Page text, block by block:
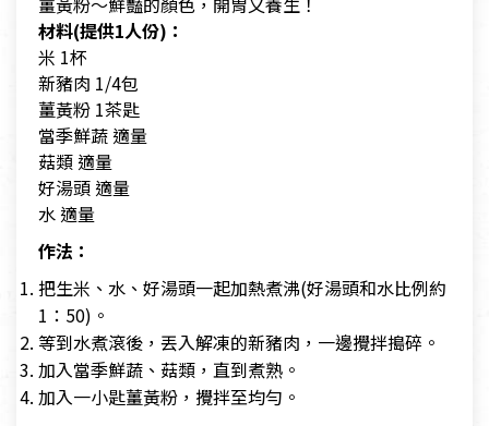
材料(提供1人份)：
米 1杯
新豬肉 1/4包
薑黃粉 1茶匙
當季鮮蔬 適量
菇類 適量
好湯頭 適量
水 適量
作法：
把生米、水、好湯頭一起加熱煮沸(好湯頭和水比例約
1：50)。
等到水煮滾後，丟入解凍的新豬肉，一邊攪拌搗碎。
加入當季鮮蔬、菇類，直到煮熟。
加入一小匙薑黃粉，攪拌至均勻。